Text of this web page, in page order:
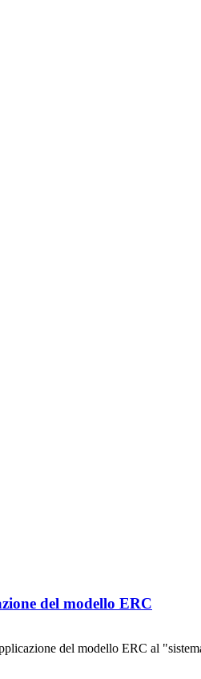
del modello ERC
del modello ERC al